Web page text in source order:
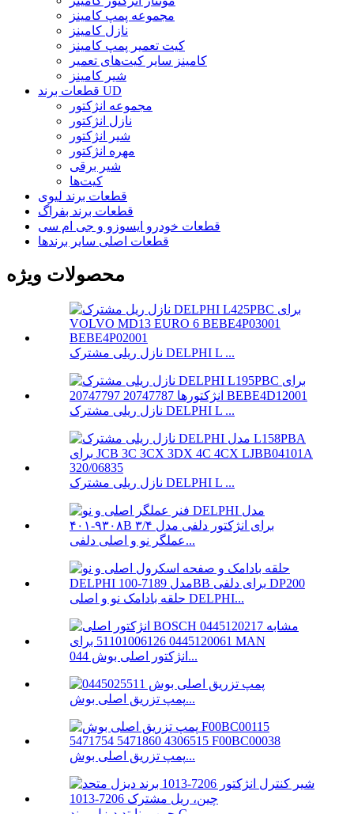
مجموعه پمپ کامینز
نازل کامینز
کیت تعمیر پمپ کامینز
کامینز سایر کیت‌های تعمیر
شیر کامینز
قطعات برند UD
مجموعه انژکتور
نازل انژکتور
شیر انژکتور
مهره انژکتور
شیر برقی
کیت‌ها
قطعات برند لیوی
قطعات برند بفراگ
قطعات خودرو ایسوزو و جی ام سی
قطعات اصلی سایر برندها
محصولات ویژه
نازل ریلی مشترک DELPHI L ...
نازل ریلی مشترک DELPHI L ...
نازل ریلی مشترک DELPHI L ...
عملگر نو و اصلی دلفی...
حلقه بادامک نو و اصلی DELPHI...
انژکتور اصلی بوش 044...
پمپ تزریق اصلی بوش...
پمپ تزریق اصلی بوش...